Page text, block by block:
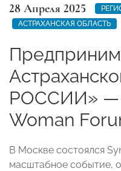
28 Апреля 2025
АСТРАХАНСКАЯ ОБЛАСТЬ
РОССИИ» —
Woman
В Москве состоялся
масштабное событие,